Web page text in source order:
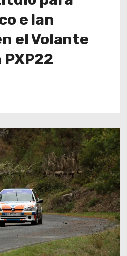
e Ian
el Volante
PXP22